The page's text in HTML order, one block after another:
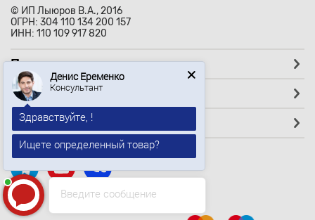
© ИП Лыюров В.А., 2016
ОГРН: 304 110 134 200 157
ИНН: 110 109 917 820
Помощь
Покупателям
Партнёрам
Введите сообщение
Денис Еременко
Консультант
Здравствуйте, !
Ищете определенный товар?